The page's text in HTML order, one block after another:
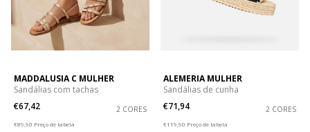
MADDALUSIA C MULHER
Sandálias com tachas
€67,42
2 CORES
€89,90 Preço de tabela
ALEMERIA MULHER
Sandálias de cunha
€71,94
2 CORES
€119,90 Preço de tabela